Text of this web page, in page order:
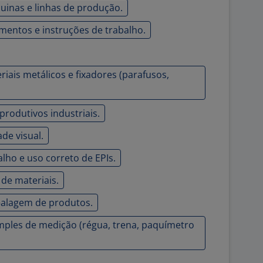
e linhas de produção.
e instruções de trabalho.
metálicos e fixadores (parafusos,
industriais.
visual.
e uso correto de EPIs.
materiais.
de produtos.
de medição (régua, trena, paquímetro